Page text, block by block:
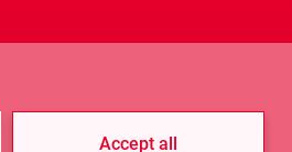
Accept all